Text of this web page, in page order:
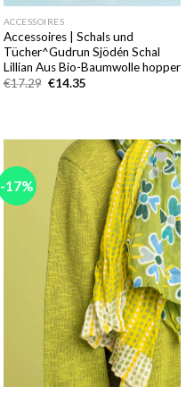
ACCESSOIRES
Accessoires | Schals und
Tücher^Gudrun Sjödén Schal
Lillian Aus Bio-Baumwolle hopper
€17.29 Ursprünglicher
€14.35Aktueller
-17%
Add to
wishlist